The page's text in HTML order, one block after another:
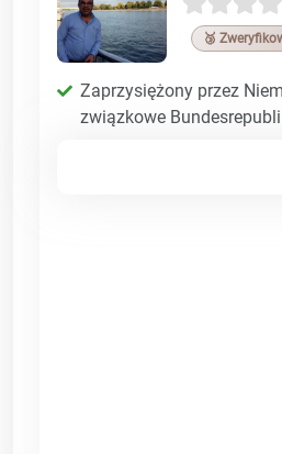
🥉
Zaprzysiężony przez
związkowe